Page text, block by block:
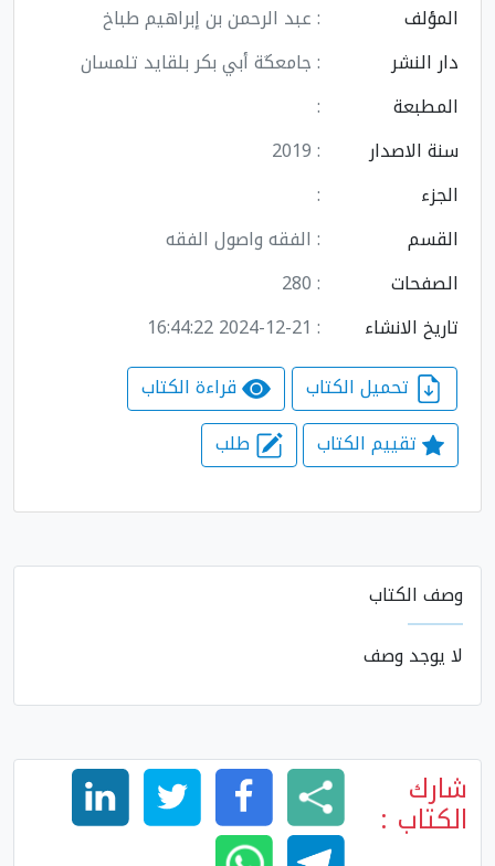
المؤلف
: عبد الرحمن بن إبراهيم طباخ
دار النشر
: جامعػة أبي بكر بلقايد تلمسان
المطبعة
:
سنة الاصدار
: 2019
الجزء
:
القسم
: الفقه واصول الفقه
الصفحات
: 280
تاريخ الانشاء
: 2024-12-21 16:44:22
قراءة الكتاب
تقييم الكتاب
طلب
وصف الكتاب
لا يوجد وصف
شارك
الكتاب :